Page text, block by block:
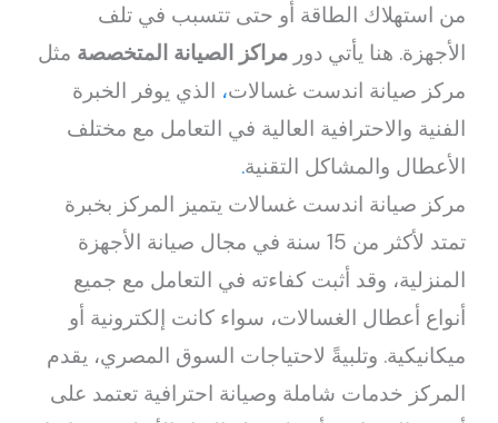
من استهلاك الطاقة أو حتى تتسبب في تلف
الأجهزة. هنا يأتي دورمراكز الصيانة المتخصصة مثل
مركز صيانة اندست غسالات، الذي يوفر الخبرة
الفنية والاحترافية العالية في التعامل مع مختلف
الأعطال والمشاكل التقنية.
مركز صيانة اندست غسالات يتميز المركز بخبرة
تمتد لأكثر من 15 سنة في مجال صيانة الأجهزة
المنزلية، وقد أثبت كفاءته في التعامل مع جميع
أنواع أعطال الغسالات، سواء كانت إلكترونية أو
ميكانيكية. وتلبيةً لاحتياجات السوق المصري، يقدم
المركز خدمات شاملة وصيانة احترافية تعتمد على